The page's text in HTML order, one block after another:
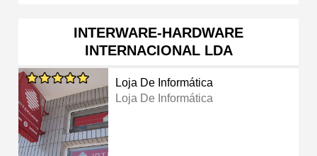
INTERWARE-HARDWARE
INTERNACIONAL LDA
Loja De Informática
Loja De Informática